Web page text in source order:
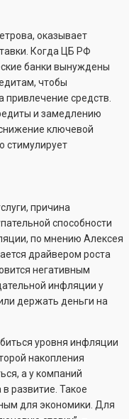
оказывает
Когда ЦБ РФ
банки вынуждены
чтобы
средств.
и замедлению
ключевой
стимулирует
причина
способности
по мнению Алексея
драйвером роста
негативным
инфляции у
держать деньги на
уровня инфляции
накопления
а у компаний
развитие. Такое
для экономики. Для